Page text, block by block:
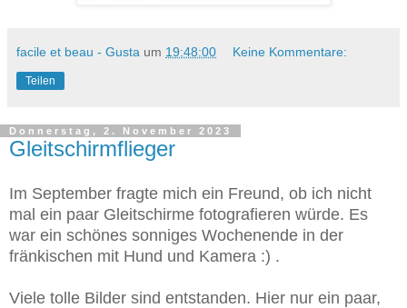
facile et beau - Gusta um 19:48:00 Keine Kommentare:
Teilen
Donnerstag, 2. November 2023
Gleitschirmflieger
Im September fragte mich ein Freund, ob ich nicht
mal ein paar Gleitschirme fotografieren würde. Es
war ein schönes sonniges Wochenende in der
fränkischen mit Hund und Kamera :) .
Viele tolle Bilder sind entstanden. Hier nur ein paar,